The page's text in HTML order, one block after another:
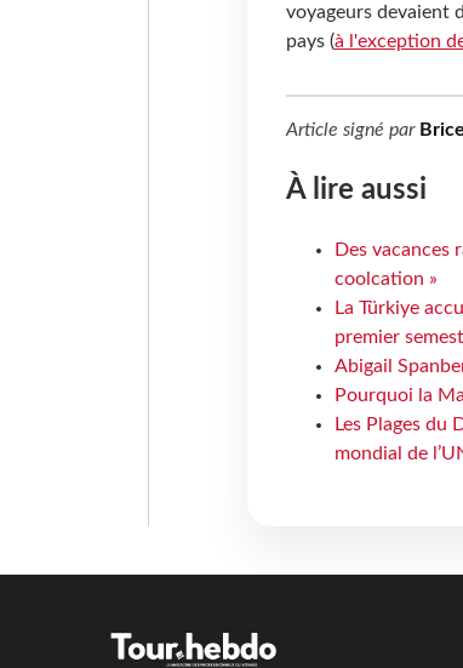
voyageurs devaient
pays (à l'exception
Article signé par
À lire aussi
Des vacances
coolcation »
La Türkiye
premier
Abigail
Pourquoi la
Les Plages du
mondial de